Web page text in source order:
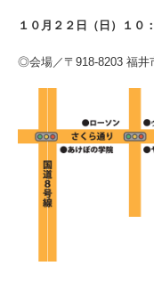
１０月２２日（日）１０
◎会場／〒918-8203 福井